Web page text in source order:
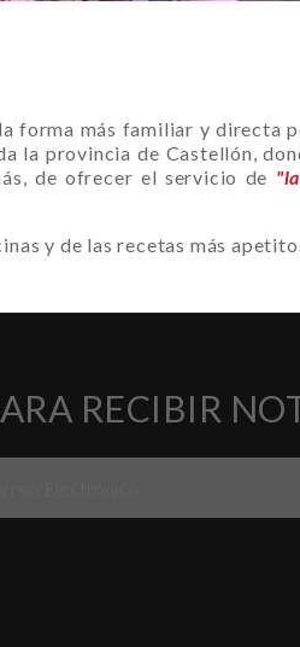
forma más familiar y directa
la provincia de Castellón,
de ofrecer el servicio de "
y de las recetas más
RECIBIR